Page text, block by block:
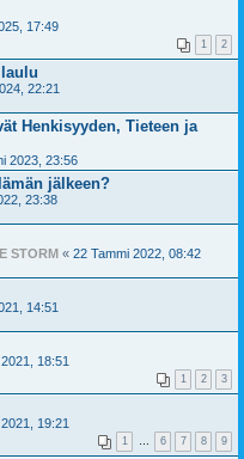
17:49
1 2
22:21
Henkisyyden, Tieteen ja
2023, 23:56
jälkeen?
23:38
STORM « 22 Tammi 2022, 08:42
14:51
18:51
1 2 3
19:21
1 … 6 7 8 9